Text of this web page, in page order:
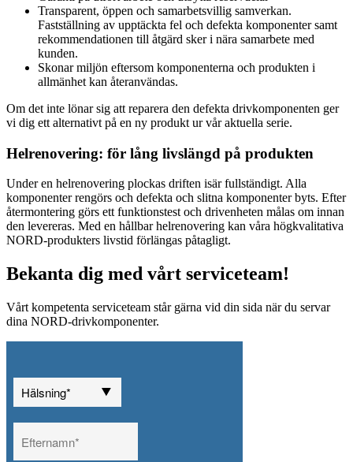
Transparent, öppen och samarbetsvillig samverkan.
Fastställning av upptäckta fel och defekta komponenter samt
rekommendationen till åtgärd sker i nära samarbete med
kunden.
Skonar miljön eftersom komponenterna och produkten i
allmänhet kan återanvändas.
Om det inte lönar sig att reparera den defekta drivkomponenten ger
vi dig ett alternativt på en ny produkt ur vår aktuella serie.
Helrenovering: för lång livslängd på produkten
Under en helrenovering plockas driften isär fullständigt. Alla
komponenter rengörs och defekta och slitna komponenter byts. Efter
återmontering görs ett funktionstest och drivenheten målas om innan
den levereras. Med en hållbar helrenovering kan våra högkvalitativa
NORD-produkters livstid förlängas påtagligt.
Bekanta dig med vårt serviceteam!
Vårt kompetenta serviceteam står gärna vid din sida när du servar
dina NORD-drivkomponenter.